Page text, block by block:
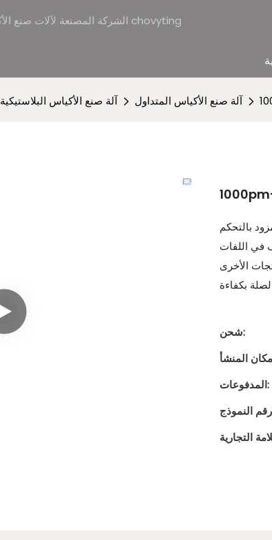
الشركة المصنعة لآلات صنع الأكياس البلاستيكية المهنية & المورد - آلات chovyting
آلة صنع الأكياس البلاستيكية آلة صنع الأكياس المتداول
بالتحكم
في اللفات
الأخرى
شحن:
المدفوعات: